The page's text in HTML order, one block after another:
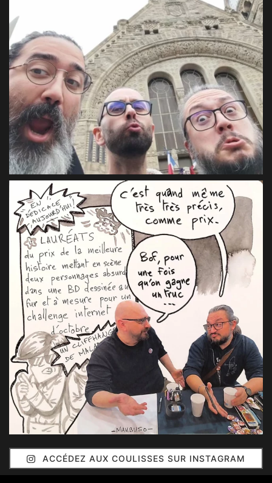
ACCÉDEZ AUX COULISSES SUR INSTAGRAM